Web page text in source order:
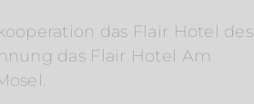
das Flair Hotel des
das Flair Hotel Am